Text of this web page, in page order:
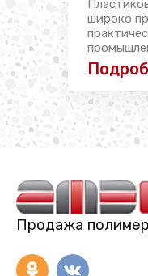
широко
Продажа